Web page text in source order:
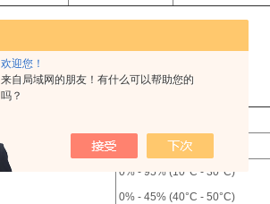
欢迎您！
来自局域网的朋友！有什么可以帮助您的
吗？
-30°C 至 +60°C
0% - 95% (10°C - 30°C)
0% - 45% (40°C - 50°C)